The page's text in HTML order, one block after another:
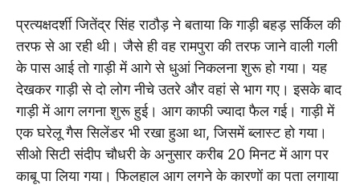
प्रत्यक्षदर्शी जितेंद्र सिंह राठौड़ ने बताया कि गाड़ी बहड़ सर्किल की
तरफ से आ रही थी। जैसे ही वह रामपुरा की तरफ जाने वाली गली
के पास आई तो गाड़ी में आगे से धुआं निकलना शुरू हो गया। यह
देखकर गाड़ी से दो लोग नीचे उतरे और वहां से भाग गए। इसके बाद
गाड़ी में आग लगना शुरू हुई। आग काफी ज्यादा फैल गई। गाड़ी में
एक घरेलू गैस सिलेंडर भी रखा हुआ था, जिसमें ब्लास्ट हो गया।
सीओ सिटी संदीप चौधरी के अनुसार करीब 20 मिनट में आग पर
काबू पा लिया गया। फिलहाल आग लगने के कारणों का पता लगाया